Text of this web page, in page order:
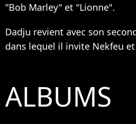
"Bob Marley" et "Lionne".
Dadju revient avec son
dans lequel il invite Nekfeu et
ALBUMS